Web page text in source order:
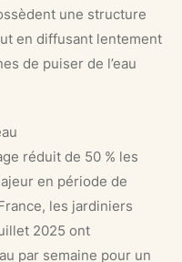
une structure
en diffusant lentement
de puiser de l’eau
réduit de 50 % les
en période de
les jardiniers
2025 ont
par semaine pour un